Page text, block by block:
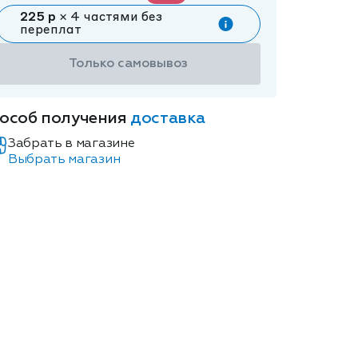
225 р × 4 частями без
переплат
Только самовывоз
получения доставка
Забрать в магазине
Выбрать магазин